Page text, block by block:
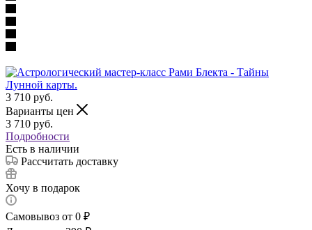
3 710 руб.
Варианты цен
3 710 руб.
Подробности
Есть в наличии
Рассчитать доставку
Хочу в подарок
Самовывоз от 0 ₽